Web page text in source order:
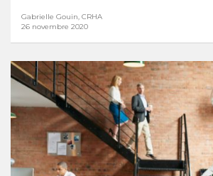
Gabrielle Gouin, CRHA
26 novembre 2020